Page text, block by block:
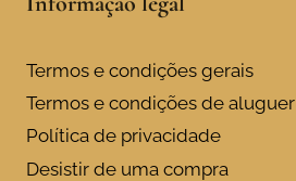
Termos e condições gerais
Termos e condições de aluguer
Política de privacidade
Desistir de uma compra